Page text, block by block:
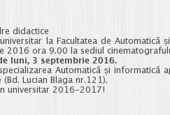
didactice
la Facultatea de
2016 ora 9.00 la sediul
luni, 3 septembrie 2016.
Automatică și
Lucian Blaga nr.121).
universitar 2016-2017!